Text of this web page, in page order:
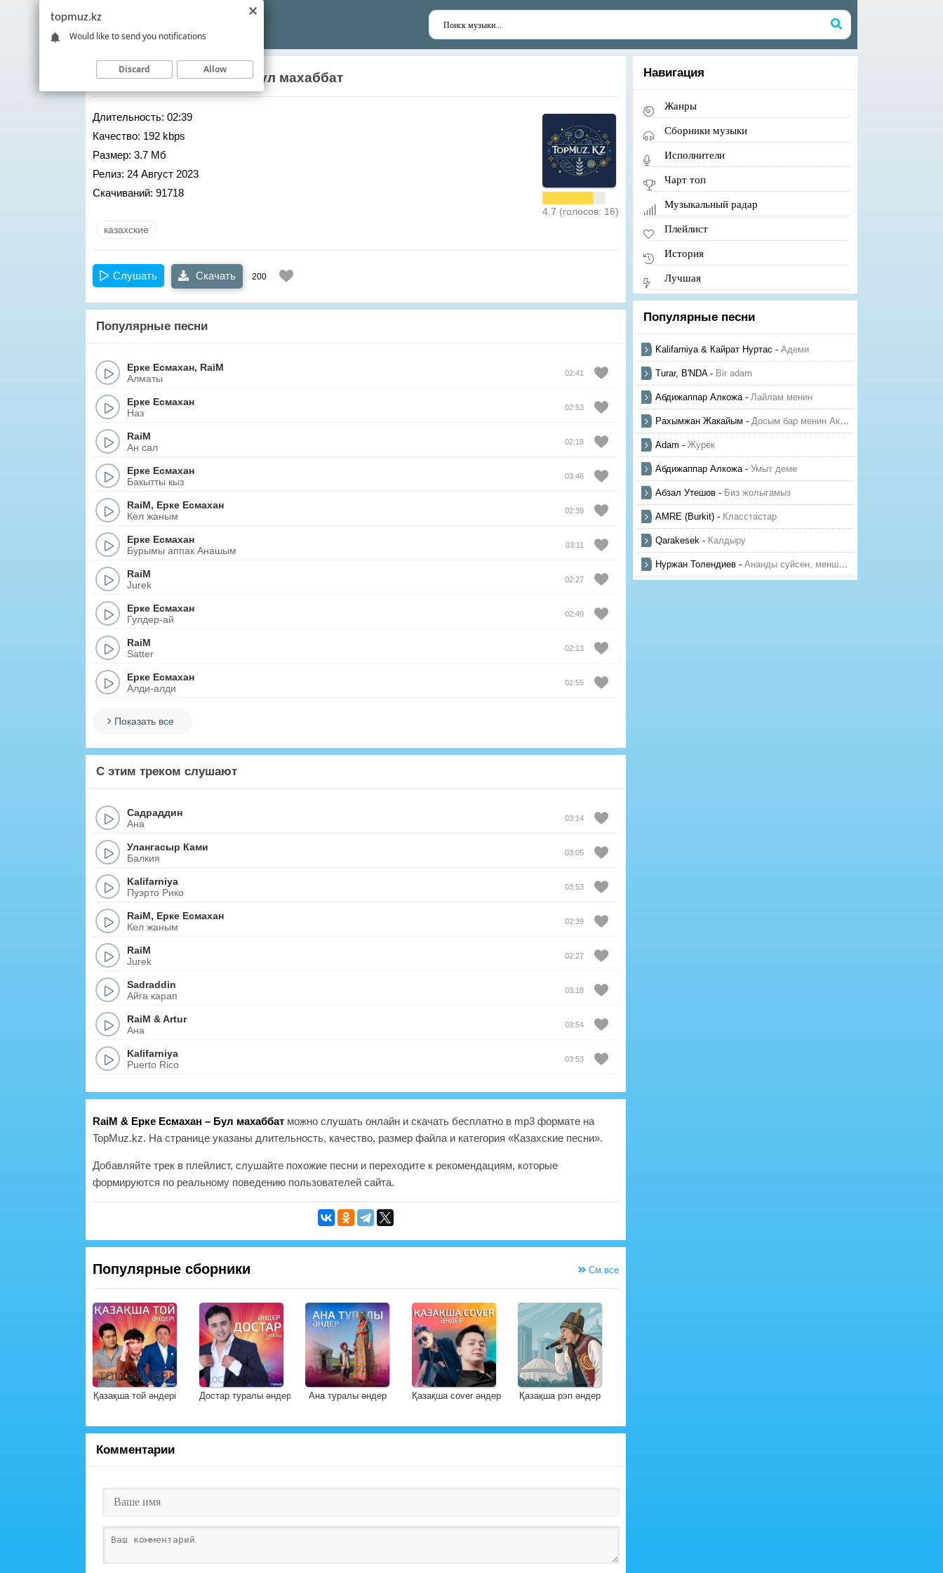
RaiM&Ерке Есмахан– Бул махаббат
Длительность: 02:39
Качество: 192 kbps
Размер: 3.7 Мб
Релиз: 24 Август 2023
Скачиваний: 91718
4.7 (голосов: 16)
казахские
Слушать Скачать 200
Популярные песни
Ерке Есмахан, RaiM
Алматы
02:41
Ерке Есмахан
Наз
02:53
RaiM
Ан сал
02:18
Ерке Есмахан
Бакытты кыз
03:46
RaiM, Ерке Есмахан
Кел жаным
02:39
Ерке Есмахан
Бурымы аппак Анашым
03:11
RaiM
Jurek
02:27
Ерке Есмахан
Гулдер-ай
02:49
RaiM
Satter
02:13
Ерке Есмахан
Алди-алди
02:55
Показать все
С этим треком слушают
Садраддин
Ана
03:14
Улангасыр Ками
Балкия
03:05
Kalifarniya
Пуэрто Рико
03:53
RaiM, Ерке Есмахан
Кел жаным
02:39
RaiM
Jurek
02:27
Sadraddin
Айга карап
03:18
RaiM &Artur
Ана
03:54
Kalifarniya
Puerto Rico
03:53
RaiM & Ерке Есмахан – Бул махаббат можно слушать онлайн и скачать бесплатно в mp3 формате на
TopMuz.kz. На странице указаны длительность, качество, размер файла и категория «Казахские песни».
Добавляйте трек в плейлист, слушайте похожие песни и переходите к рекомендациям, которые
формируются по реальному поведению пользователей сайта.
Популярные сборники См.все
Қазақша той әндері Достар туралы әндер Ана туралы әндер Қазақша cover әндер Қазақша рэп әндер
Комментарии
Навигация
Жанры
Сборники музыки
Исполнители
Чарт топ
Музыкальный радар
Плейлист
История
Лучшая
Популярные песни
Kalifarniya & Кайрат Нуртас - Адеми
Turar, B'NDA- Bir adam
Абдижаппар Алкожа- Лайлам менин
Рахымжан Жакайым - Досым бар менин Актауда
Adam - Журек
Абдижаппар Алкожа- Умыт деме
Абзал Утешов - Биз жолыгамыз
AMRE (Burkit) - Класстастар
Qarakesek - Калдыру
Нуржан Толендиев - Ананды суйсен, менше суй
topmuz.kz
Would like to send you notifications
Discard Allow